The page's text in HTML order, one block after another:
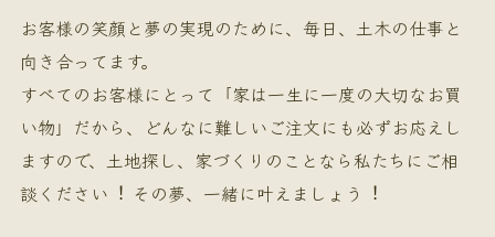
お客様の笑顔と夢の実現のために、毎日、土木の仕事と
向き合ってます。
すべてのお客様にとって「家は一生に一度の大切なお買
い物」だから、どんなに難しいご注文にも必ずお応えし
ますので、土地探し、家づくりのことなら私たちにご相
談ください︕ その夢、一緒に叶えましょう︕